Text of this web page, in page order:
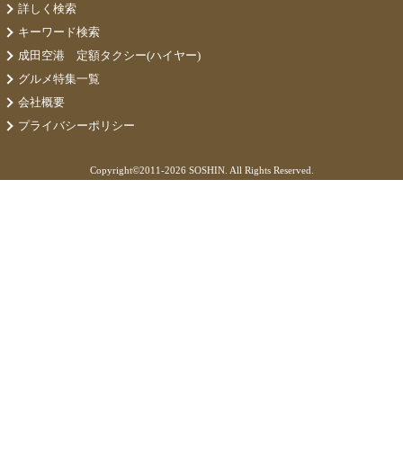
詳しく検索
キーワード検索
成田空港 定額タクシー(ハイヤー)
グルメ特集一覧
会社概要
プライバシーポリシー
Copyright©2011-2026 SOSHIN. All Rights Reserved.